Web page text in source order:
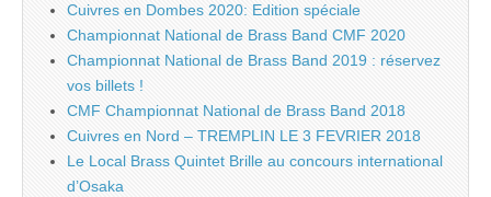
Cuivres en Dombes 2020: Edition spéciale
Championnat National de Brass Band CMF 2020
Championnat National de Brass Band 2019 : réservez
vos billets !
CMF Championnat National de Brass Band 2018
Cuivres en Nord – TREMPLIN LE 3 FEVRIER 2018
Le Local Brass Quintet Brille au concours international
d’Osaka